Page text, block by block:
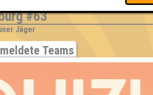
#63
Jäger
Teams